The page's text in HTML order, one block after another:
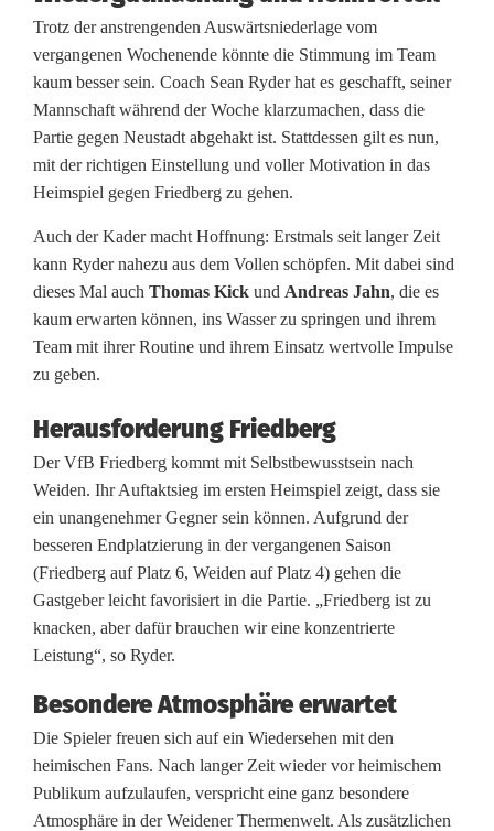
l
i
g
a
S
ü
d
:
W
i
d
e
n
e
r
W
a
s
s
Trotz der anstrengenden Auswärtsniederlage vom
vergangenen Wochenende könnte die Stimmung im Team
kaum besser sein. Coach Sean Ryder hat es geschafft, seiner
Mannschaft während der Woche klarzumachen, dass die
Partie gegen Neustadt abgehakt ist. Stattdessen gilt es nun,
mit der richtigen Einstellung und voller Motivation in das
Heimspiel gegen Friedberg zu gehen.
Auch der Kader macht Hoffnung: Erstmals seit langer Zeit
kann Ryder nahezu aus dem Vollen schöpfen. Mit dabei sind
dieses Mal auch Thomas Kick und Andreas Jahn, die es
kaum erwarten können, ins Wasser zu springen und ihrem
Team mit ihrer Routine und ihrem Einsatz wertvolle Impulse
zu geben.
Herausforderung Friedberg
Der VfB Friedberg kommt mit Selbstbewusstsein nach
Weiden. Ihr Auftaktsieg im ersten Heimspiel zeigt, dass sie
ein unangenehmer Gegner sein können. Aufgrund der
besseren Endplatzierung in der vergangenen Saison
(Friedberg auf Platz 6, Weiden auf Platz 4) gehen die
Gastgeber leicht favorisiert in die Partie. „Friedberg ist zu
knacken, aber dafür brauchen wir eine konzentrierte
Leistung“, so Ryder.
Besondere Atmosphäre erwartet
Die Spieler freuen sich auf ein Wiedersehen mit den
heimischen Fans. Nach langer Zeit wieder vor heimischem
Publikum aufzulaufen, verspricht eine ganz besondere
Atmosphäre in der Weidener Thermenwelt. Als zusätzlichen